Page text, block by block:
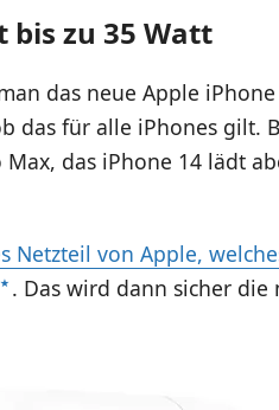
bis zu 35 Watt
das neue Apple
das für alle iPhones gilt.
das iPhone 14 lädt
Netzteil von Apple,
. Das wird dann sicher die